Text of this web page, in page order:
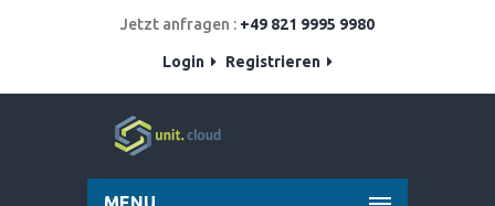
Jetzt anfragen : +49 821 9995 9980
Login Registrieren